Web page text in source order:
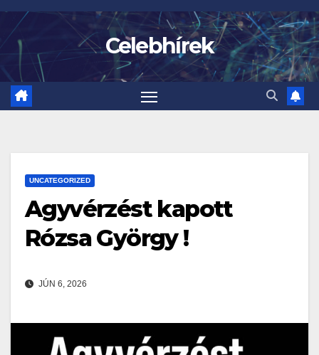
Skip
content
Celebhírek
UNCATEGORIZED
Agyvérzést kapott
Rózsa György !
JÚN 6, 2026